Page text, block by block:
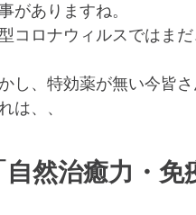
がありますね。
コロナウィルスではま
し、特効薬が無い今皆
は、、
自然治癒力・